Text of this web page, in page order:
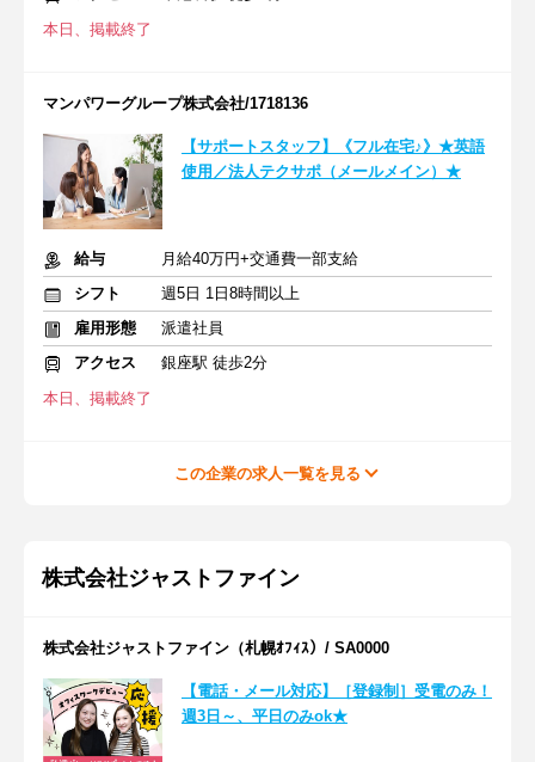
本日、掲載終了
マンパワーグループ株式会社/1718136
【サポートスタッフ】《フル在宅♪》★英語
使用／法人テクサポ（メールメイン）★
給与
月給40万円+交通費一部支給
シフト
週5日 1日8時間以上
雇用形態
派遣社員
アクセス
銀座駅 徒歩2分
本日、掲載終了
この企業の求人一覧を見る
株式会社ジャストファイン
株式会社ジャストファイン（札幌ｵﾌｨｽ）/ SA0000
【電話・メール対応】［登録制］受電のみ！
週3日～、平日のみok★